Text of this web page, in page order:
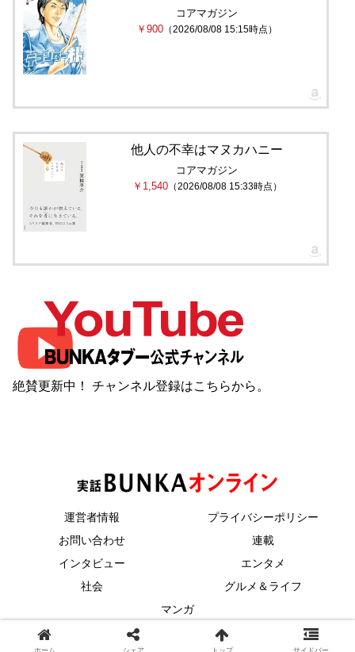
コアマガジン
￥900 （2026/08/08 15:15時点）
他人の不幸はマヌカハニー
コアマガジン
￥1,540（2026/08/08 15:33時点）
絶賛更新中！ チャンネル登録はこちらから。
運営者情報
プライバシーポリシー
お問い合わせ
連載
インタビュー
エンタメ
社会
グルメ＆ライフ
マンガ
© 2023 コアマガジン.
ホーム シェア トップ サイドバー